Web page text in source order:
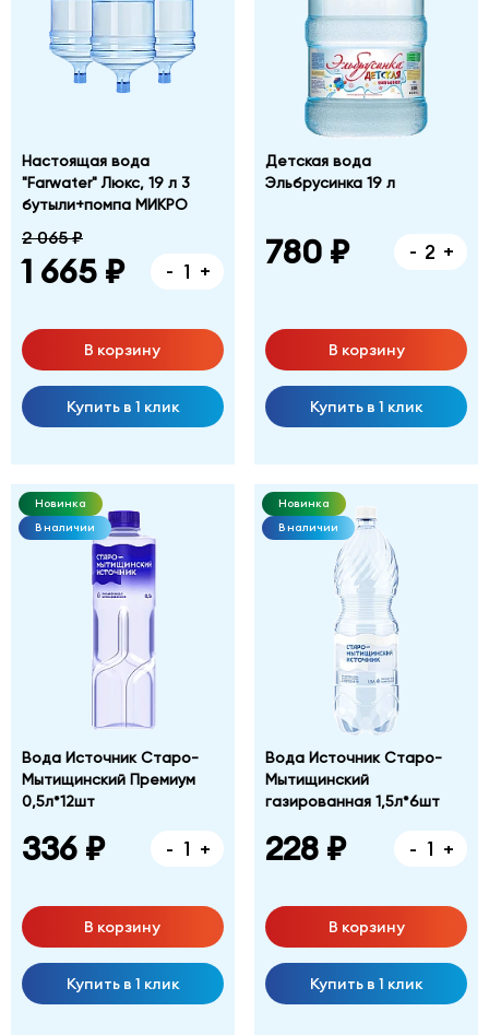
Настоящая вода
"Farwater" Люкс, 19 л 3
бутыли+помпа МИКРО
2 065 ₽
1 665 ₽ - +
В корзину
Купить в 1 клик
Детская вода
Эльбрусинка 19 л
780 ₽ - +
В корзину
Купить в 1 клик
Новинка
В наличии
Вода Источник Старо-
Мытищинский Премиум
0,5л*12шт
336 ₽ - +
В корзину
Купить в 1 клик
Новинка
В наличии
Вода Источник Старо-
Мытищинский
газированная 1,5л*6шт
228 ₽ - +
В корзину
Купить в 1 клик